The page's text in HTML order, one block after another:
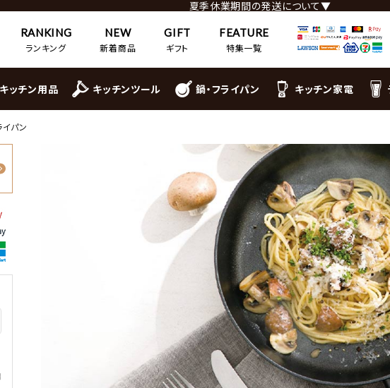
夏季休業期間の発送について▼
RANKING
ランキング
NEW
新着商品
GIFT
ギフト
FEATURE
特集一覧
ッチン用品 キッチンツール 鍋・フライパン キッチン家電
イパン